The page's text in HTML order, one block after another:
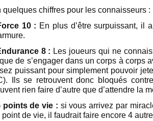
quelques chiffres pour les connaisseurs :
10 : En plus d’être surpuissant, il
8 : Les joueurs qui ne
de s’engager dans un corps à corps
puissant pour simplement pouvoir
Ils se retrouvent donc bloqués
rien faire d’autre que d’attendre la
points de vie : si vous arrivez par
point de vie, il faudrait faire encore 4